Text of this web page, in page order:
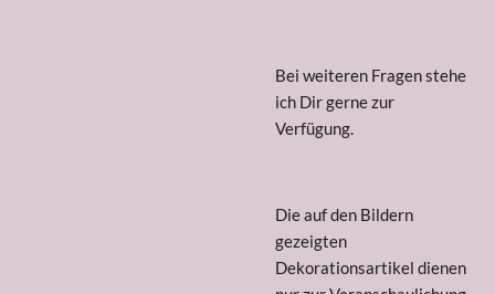
Bei weiteren Fragen stehe
ich Dir gerne zur
Verfügung.
Die auf den Bildern
gezeigten
Dekorationsartikel dienen